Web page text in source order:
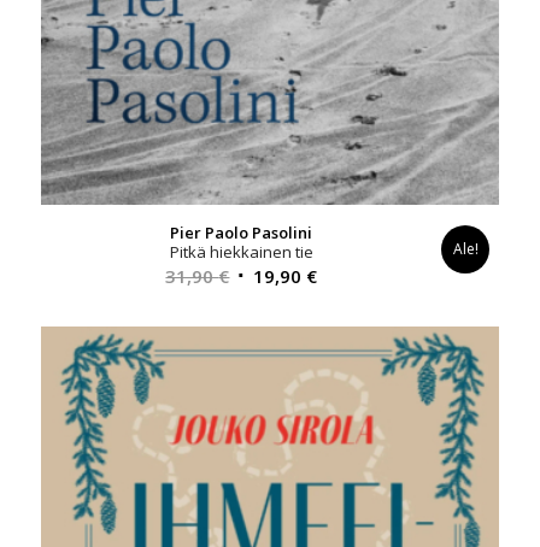
Pier Paolo Pasolini
Pitkä hiekkainen tie
31,90€ Alkuperäinen
oli:
31,90 €.
19,90 €Nykyinen
on:
19,90 €.
Ale!